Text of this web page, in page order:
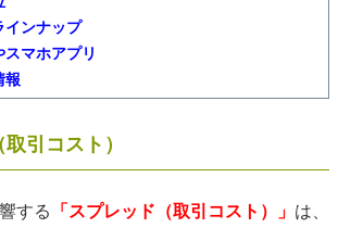
インナップ
マホアプリ
報
引コスト）
する 「スプレッド（取引コスト）」 は、